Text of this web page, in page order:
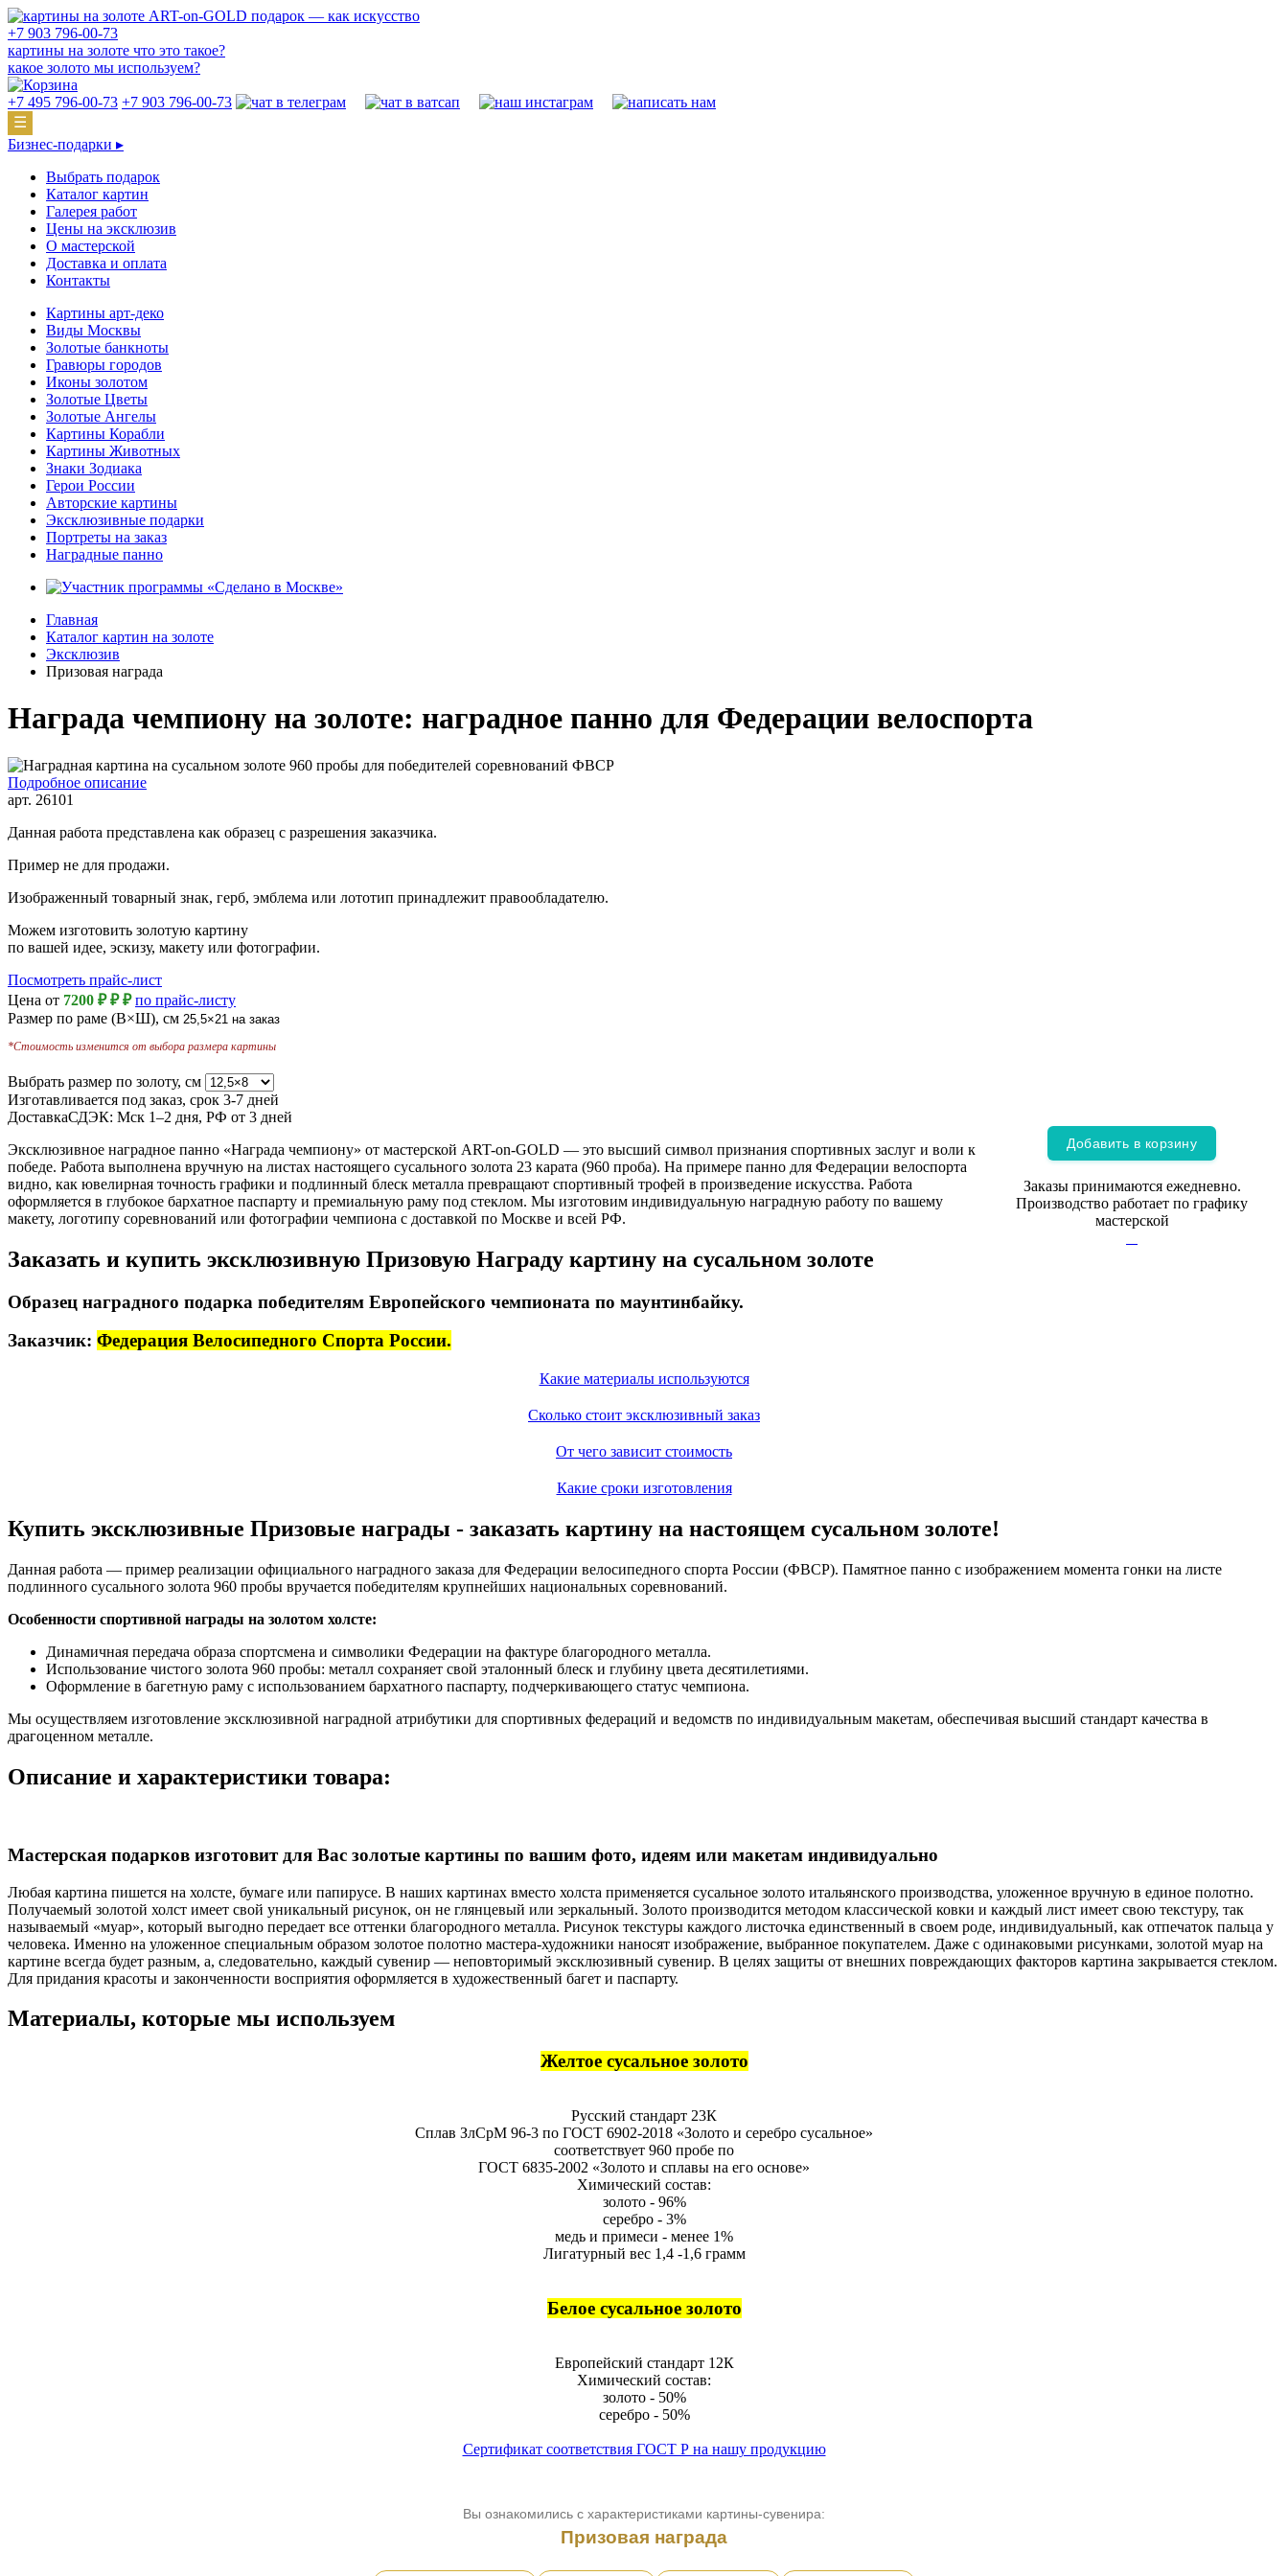
подарок — как искусство
+7 903 796-00-73
картины на золоте что это такое?
какое золото мы используем?
+7 495 796-00-73 +7 903 796-00-73
☰
Бизнес-подарки ▸
Выбрать подарок
Каталог картин
Галерея работ
Цены на эксклюзив
О мастерской
Доставка и оплата
Контакты
Картины арт-деко
Виды Москвы
Золотые банкноты
Гравюры городов
Иконы золотом
Золотые Цветы
Золотые Ангелы
Картины Корабли
Картины Животных
Знаки Зодиака
Герои России
Авторские картины
Эксклюзивные подарки
Портреты на заказ
Наградные панно
Главная
Каталог картин на золоте
Эксклюзив
Призовая награда
Награда чемпиону на золоте: наградное панно для Федерации велоспорта
Подробное описание
арт. 26101
Данная работа представлена как образец с разрешения заказчика.
Пример не для продажи.
Изображенный товарный знак, герб, эмблема или лототип принадлежит правообладателю.
Можем изготовить золотую картину
по вашей идее, эскизу, макету или фотографии.
Посмотреть прайс-лист
Цена от 7200 ₽₽₽по прайс-листу
Размер по раме (В×Ш), см 25,5×21 на заказ
*Стоимость изменится от выбора размера картины
Выбрать размер по золоту, см
Изготавливается под заказ, срок 3-7 дней
ДоставкаСДЭК: Мск 1–2 дня, РФ от 3 дней
Добавить в корзину
Заказы принимаются ежедневно.
Производство работает по графику
мастерской
Эксклюзивное наградное панно «Награда чемпиону» от мастерской ART-on-GOLD — это высший символ признания спортивных заслуг и воли к
победе. Работа выполнена вручную на листах настоящего сусального золота 23 карата (960 проба). На примере панно для Федерации велоспорта
видно, как ювелирная точность графики и подлинный блеск металла превращают спортивный трофей в произведение искусства. Работа
оформляется в глубокое бархатное паспарту и премиальную раму под стеклом. Мы изготовим индивидуальную наградную работу по вашему
макету, логотипу соревнований или фотографии чемпиона с доставкой по Москве и всей РФ.
Заказать и купить эксклюзивную Призовую Награду картину на сусальном золоте
Образец наградного подарка победителям Европейского чемпионата по маунтинбайку.
Заказчик: Федерация Велосипедного Спорта России.
Какие материалы используются
Сколько стоит эксклюзивный заказ
От чего зависит стоимость
Какие сроки изготовления
Купить эксклюзивные Призовые награды - заказать картину на настоящем сусальном золоте!
Данная работа — пример реализации официального наградного заказа для Федерации велосипедного спорта России (ФВСР). Памятное панно с изображением момента гонки на листе
подлинного сусального золота 960 пробы вручается победителям крупнейших национальных соревнований.
Особенности спортивной награды на золотом холсте:
Динамичная передача образа спортсмена и символики Федерации на фактуре благородного металла.
Использование чистого золота 960 пробы: металл сохраняет свой эталонный блеск и глубину цвета десятилетиями.
Оформление в багетную раму с использованием бархатного паспарту, подчеркивающего статус чемпиона.
Мы осуществляем изготовление эксклюзивной наградной атрибутики для спортивных федераций и ведомств по индивидуальным макетам, обеспечивая высший стандарт качества в
драгоценном металле.
Описание и характеристики товара:
Мастерская подарков изготовит для Вас золотые картины по вашим фото, идеям или макетам индивидуально
Любая картина пишется на холсте, бумаге или папирусе. В наших картинах вместо холста применяется сусальное золото итальянского производства, уложенное вручную в единое полотно.
Получаемый золотой холст имеет свой уникальный рисунок, он не глянцевый или зеркальный. Золото производится методом классической ковки и каждый лист имеет свою текстуру, так
называемый «муар», который выгодно передает все оттенки благородного металла. Рисунок текстуры каждого листочка единственный в своем роде, индивидуальный, как отпечаток пальца у
человека. Именно на уложенное специальным образом золотое полотно мастера-художники наносят изображение, выбранное покупателем. Даже с одинаковыми рисунками, золотой муар на
картине всегда будет разным, а, следовательно, каждый сувенир — неповторимый эксклюзивный сувенир. В целях защиты от внешних повреждающих факторов картина закрывается стеклом.
Для придания красоты и законченности восприятия оформляется в художественный багет и паспарту.
Материалы, которые мы используем
Желтое сусальное золото
Русский стандарт 23К
Сплав ЗлСрМ 96-3 по ГОСТ 6902-2018 «Золото и серебро сусальное»
соответствует 960 пробе по
ГОСТ 6835-2002 «Золото и сплавы на его основе»
Химический состав:
золото - 96%
серебро - 3%
медь и примеси - менее 1%
Лигатурный вес 1,4 -1,6 грамм
Белое сусальное золото
Европейский стандарт 12К
Химический состав:
золото - 50%
серебро - 50%
Сертификат соответствия ГОСТ Р на нашу продукцию
Вы ознакомились с характеристиками картины-сувенира:
Призовая награда